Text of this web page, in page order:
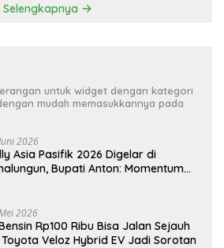
Selengkapnya
untuk widget dengan kategori
mudah memasukkannya pada
2026
Asia Pasifik 2026 Digelar di
Bupati Anton: Momentum
2026
Rp100 Ribu Bisa Jalan Sejauh
Toyota Veloz Hybrid EV Jadi Sorotan